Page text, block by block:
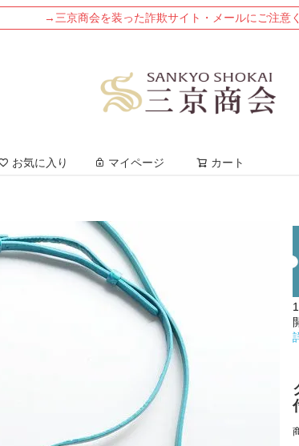
→三京商会を装った詐欺サイト・メールにご注意
お気に入り マイページ カート